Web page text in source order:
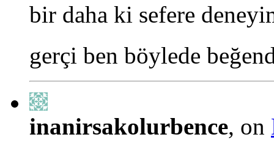
bir daha ki sefere
gerçi ben böylede
inanirsakolurbence, on